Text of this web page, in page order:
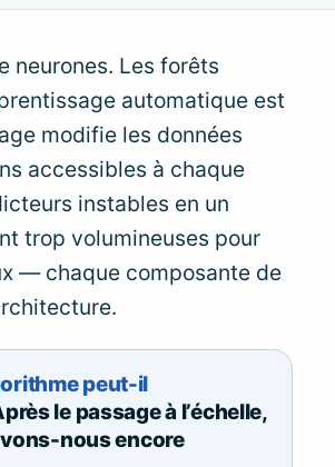
neurones. Les forêts
automatique est
modifie les données
accessibles à chaque
instables en un
trop volumineuses pour
— chaque composante de
peut-il
le passage à l’échelle,
nous encore